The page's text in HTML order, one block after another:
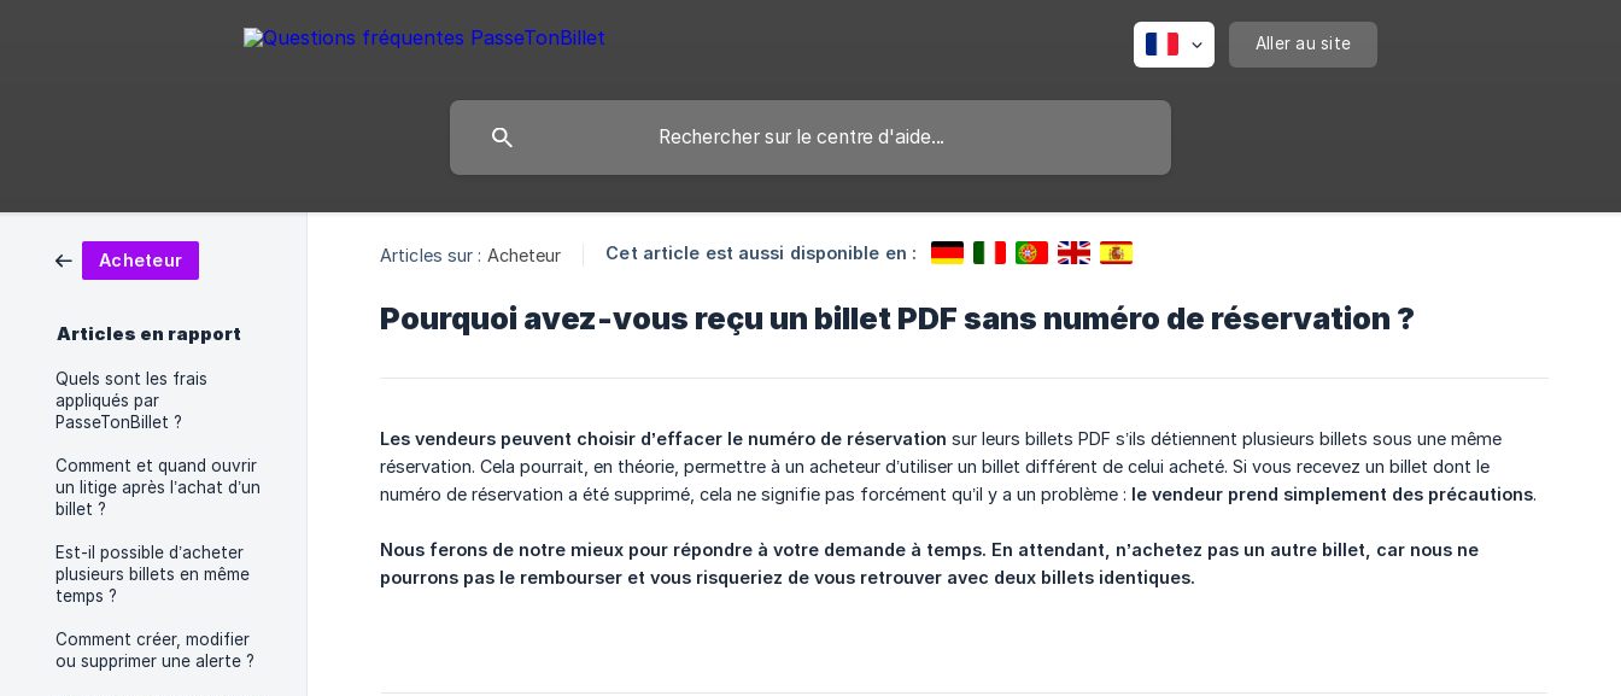
Aller au site
Acheteur
Articles en rapport
Quels sont les frais
appliqués par
PasseTonBillet ?
Comment et quand ouvrir
un litige après l’achat d’un
billet ?
Est-il possible d’acheter
plusieurs billets en même
temps ?
Comment créer, modifier
ou supprimer une alerte ?
Articles sur : Acheteur Cet article est aussi disponible en :
Pourquoi avez-vous reçu un billet PDF sans numéro de réservation ?
Les vendeurs peuvent choisir d’effacer le numéro de réservation sur leurs billets PDF s’ils détiennent plusieurs billets sous une même
réservation. Cela pourrait, en théorie, permettre à un acheteur d’utiliser un billet différent de celui acheté. Si vous recevez un billet dont le
numéro de réservation a été supprimé, cela ne signifie pas forcément qu’il y a un problème : le vendeur prend simplement des précautions.
Nous ferons de notre mieux pour répondre à votre demande à temps. En attendant, n’achetez pas un autre billet, car nous ne
pourrons pas le rembourser et vous risqueriez de vous retrouver avec deux billets identiques.